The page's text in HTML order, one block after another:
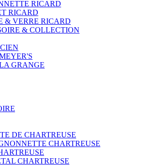
RICARD
RICARD
& VERRE RICARD
& COLLECTION
GRANGE
DE CHARTREUSE
CHARTREUSE
CHARTREUSE